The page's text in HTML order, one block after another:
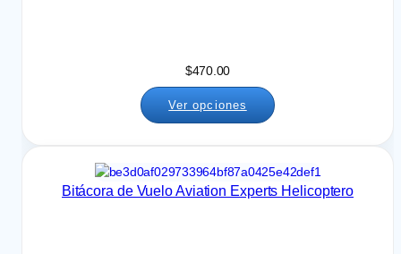
$470.00
Ver opciones
Bitácora de Vuelo Aviation Experts Helicoptero